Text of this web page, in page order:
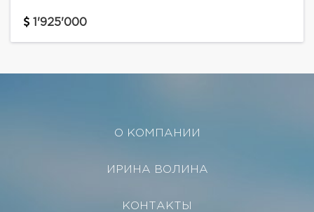
1'925'000
О КОМПАНИИ
ИРИНА ВОЛИНА
КОНТАКТЫ